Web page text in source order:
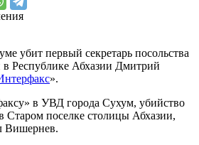
убит первый секретарь посольства
Республике Абхазии Дмитрий
».
в УВД города Сухум, убийство
Старом поселке столицы Абхазии,
Вишернев.